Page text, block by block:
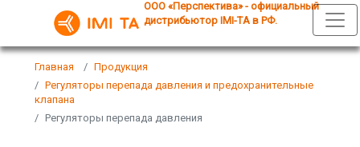
ООО «Перспектива» - официальный
дистрибьютор IMI-TA в РФ.
Главная
Продукция
Регуляторы перепада давления и предохранительные
клапана
Регуляторы перепада давления